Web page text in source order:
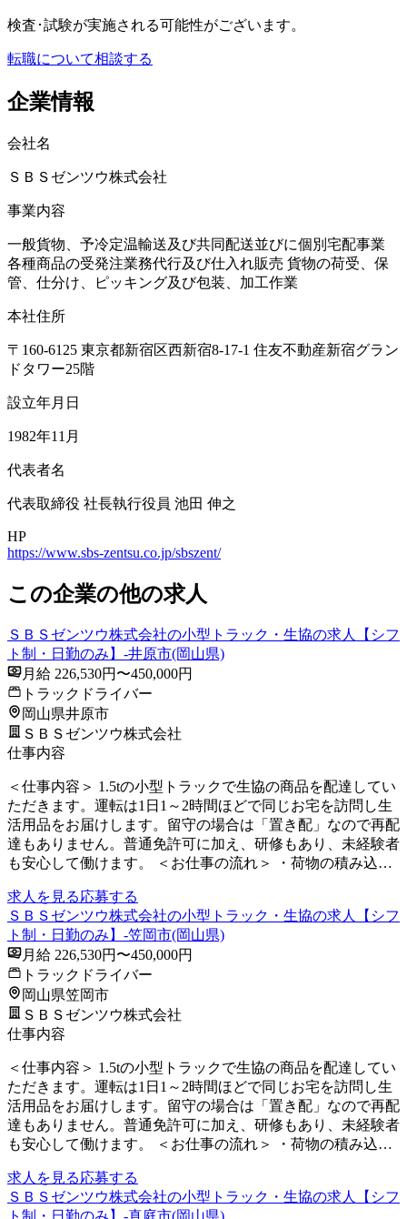
検査･試験が実施される可能性がございます。
転職について相談する
企業情報
会社名
ＳＢＳゼンツウ株式会社
事業内容
一般貨物、予冷定温輸送及び共同配送並びに個別宅配事業
各種商品の受発注業務代行及び仕入れ販売 貨物の荷受、保
管、仕分け、ピッキング及び包装、加工作業
本社住所
〒160-6125 東京都新宿区西新宿8-17-1 住友不動産新宿グラン
ドタワー25階
設立年月日
1982年11月
代表者名
代表取締役 社長執行役員 池田 伸之
HP
https://www.sbs-zentsu.co.jp/sbszent/
この企業の他の求人
ＳＢＳゼンツウ株式会社の小型トラック・生協の求人【シフ
ト制・日勤のみ】-井原市(岡山県)
月給 226,530円〜450,000円
トラックドライバー
岡山県井原市
ＳＢＳゼンツウ株式会社
仕事内容
＜仕事内容＞ 1.5tの小型トラックで生協の商品を配達してい
ただきます。運転は1日1～2時間ほどで同じお宅を訪問し生
活用品をお届けします。留守の場合は「置き配」なので再配
達もありません。普通免許可に加え、研修もあり、未経験者
も安心して働けます。 ＜お仕事の流れ＞ ・荷物の積み込…
求人を見る応募する
ＳＢＳゼンツウ株式会社の小型トラック・生協の求人【シフ
ト制・日勤のみ】-笠岡市(岡山県)
月給 226,530円〜450,000円
トラックドライバー
岡山県笠岡市
ＳＢＳゼンツウ株式会社
仕事内容
＜仕事内容＞ 1.5tの小型トラックで生協の商品を配達してい
ただきます。運転は1日1～2時間ほどで同じお宅を訪問し生
活用品をお届けします。留守の場合は「置き配」なので再配
達もありません。普通免許可に加え、研修もあり、未経験者
も安心して働けます。 ＜お仕事の流れ＞ ・荷物の積み込…
求人を見る応募する
ＳＢＳゼンツウ株式会社の小型トラック・生協の求人【シフ